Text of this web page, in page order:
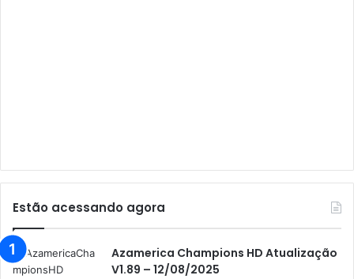
Audisat E10 Lote 1 e 2
Audisat E10 Lote 3
Audisat K20 Huracan
Estão acessando agora
Azamerica Champions HD Atualização
V1.89 – 12/08/2025